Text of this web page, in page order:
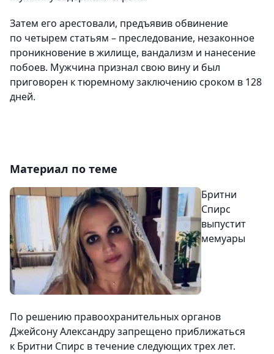
Затем его арестовали, предъявив обвинение
по четырем статьям – преследование, незаконное
проникновение в жилище, вандализм и нанесение
побоев. Мужчина признал свою вину и был
приговорен к тюремному заключению сроком в 128
дней.
Материал по теме
Бритни
Спирс
выпустит
мемуары
По решению правоохранительных органов
Джейсону Александру запрещено приближаться
к Бритни Спирс в течение следующих трех лет.